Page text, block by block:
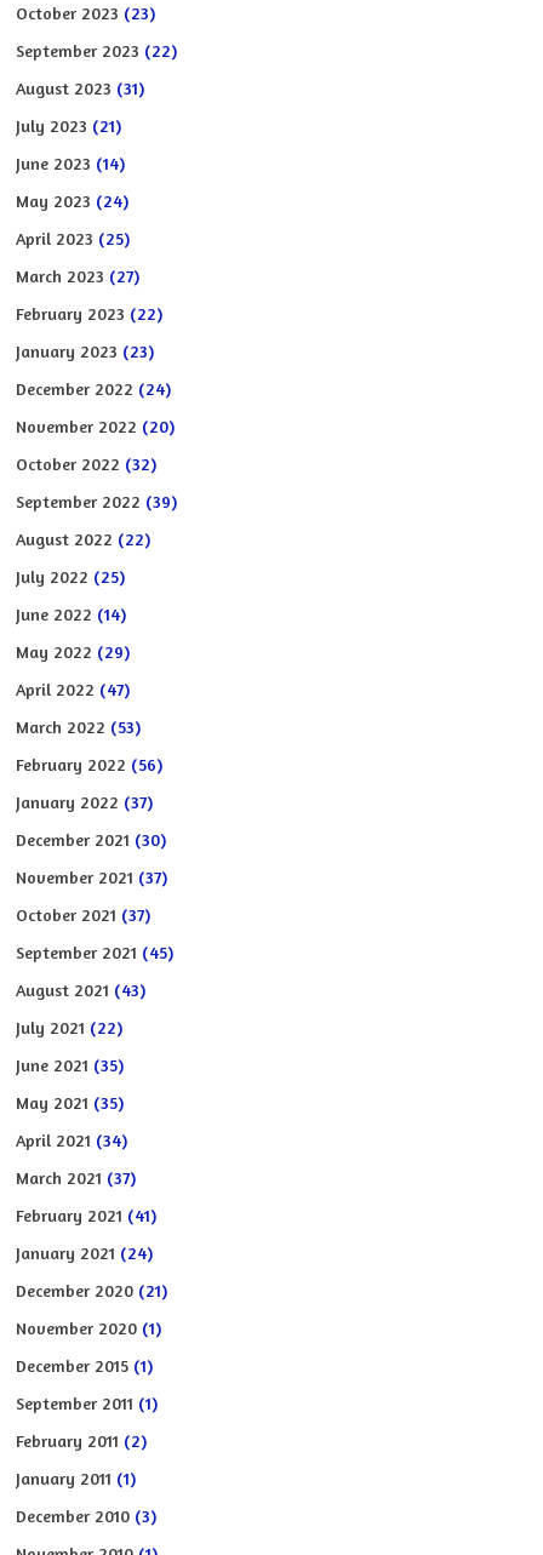
October 2023 (23)
September 2023 (22)
August 2023 (31)
July 2023 (21)
June 2023 (14)
May 2023 (24)
April 2023 (25)
March 2023 (27)
February 2023 (22)
January 2023 (23)
December 2022 (24)
November 2022 (20)
October 2022 (32)
September 2022 (39)
August 2022 (22)
July 2022 (25)
June 2022 (14)
May 2022 (29)
April 2022 (47)
March 2022 (53)
February 2022 (56)
January 2022 (37)
December 2021 (30)
November 2021 (37)
October 2021 (37)
September 2021 (45)
August 2021 (43)
July 2021 (22)
June 2021 (35)
May 2021 (35)
April 2021 (34)
March 2021 (37)
February 2021 (41)
January 2021 (24)
December 2020 (21)
November 2020 (1)
December 2015 (1)
September 2011 (1)
February 2011 (2)
January 2011 (1)
December 2010 (3)